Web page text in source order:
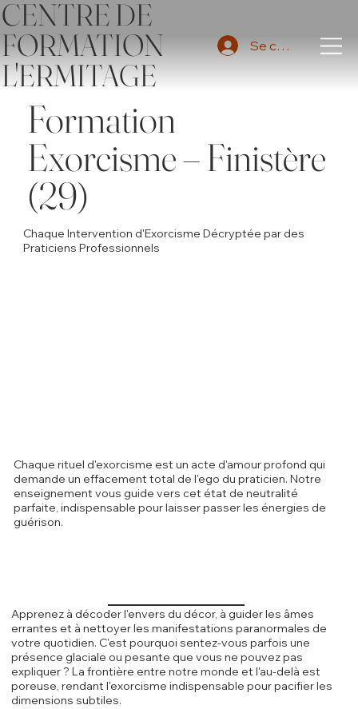
CENTRE DE
FORMATION
L'ERMITAGE
Se connecter
Formation
Exorcisme – Finistère
(29)
Chaque Intervention d'Exorcisme Décryptée par des
Praticiens Professionnels
Chaque rituel d'exorcisme est un acte d'amour profond qui
demande un effacement total de l'ego du praticien. Notre
enseignement vous guide vers cet état de neutralité
parfaite, indispensable pour laisser passer les énergies de
guérison.
Apprenez à décoder l'envers du décor, à guider les âmes
errantes et à nettoyer les manifestations paranormales de
votre quotidien. C'est pourquoi sentez-vous parfois une
présence glaciale ou pesante que vous ne pouvez pas
expliquer ? La frontière entre notre monde et l'au-delà est
poreuse, rendant l'exorcisme indispensable pour pacifier les
dimensions subtiles.